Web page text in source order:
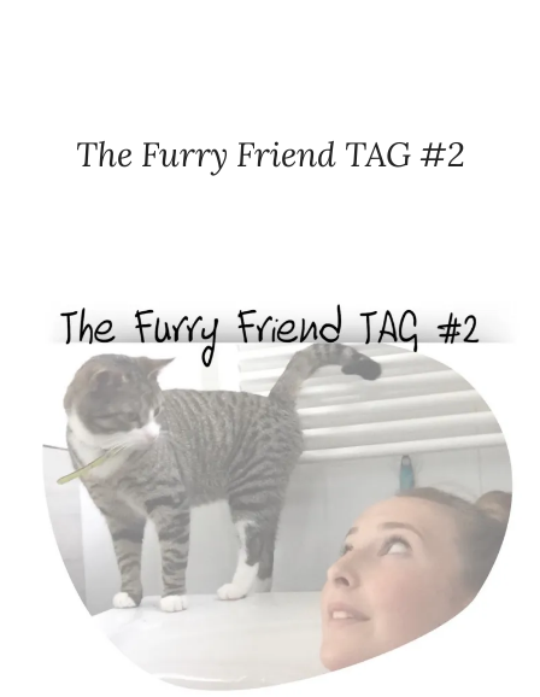
The Furry Friend TAG #2